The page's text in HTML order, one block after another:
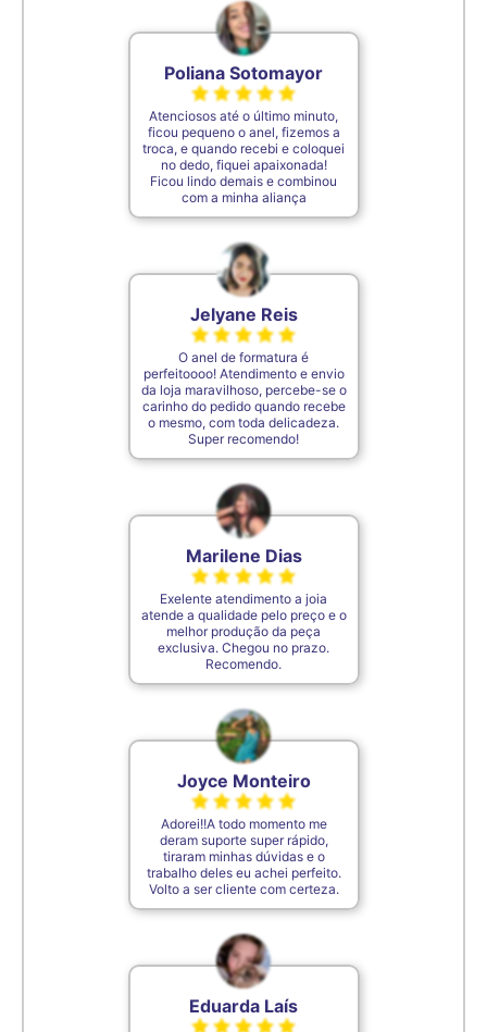
7,1cm 31
7,5cm 35
De acordo com o padrão ABNT
Poliana Sotomayor
Atenciosos até o último minuto,
ficou pequeno o anel, fizemos a
troca, e quando recebi e coloquei
no dedo, fiquei apaixonada!
Ficou lindo demais e combinou
com a minha aliança
Jelyane Reis
O anel de formatura é
perfeitoooo! Atendimento e envio
da loja maravilhoso, percebe-se o
carinho do pedido quando recebe
o mesmo, com toda delicadeza.
Super recomendo!
Marilene Dias
Exelente atendimento a joia
atende a qualidade pelo preço e o
melhor produção da peça
exclusiva. Chegou no prazo.
Recomendo.
Joyce Monteiro
Adorei!!A todo momento me
deram suporte super rápido,
tiraram minhas dúvidas e o
trabalho deles eu achei perfeito.
Volto a ser cliente com certeza.
Eduarda Laís